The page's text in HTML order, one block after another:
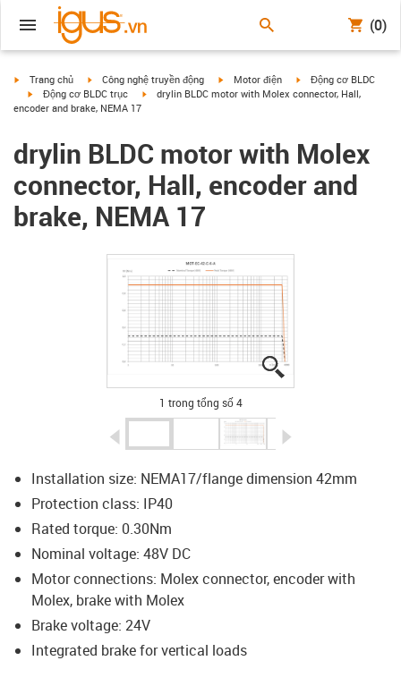
(0)
igus-icon-arrow-right
Trang chủ igus-icon-arrow-right
Công nghệ truyền động igus-icon-arrow-right
Motor điện igus-icon-arrow-right
Động cơ BLDC
igus-icon-arrow-right
Động cơ BLDC trục igus-icon-arrow-right
drylin BLDC motor with Molex connector, Hall,
encoder and brake, NEMA 17
drylin BLDC motor with Molex
connector, Hall, encoder and
brake, NEMA 17
igus-icon-lupe
igus-icon-lupe
igus-icon-lupe
igus-icon-lupe
1 trong tổng số 4
igus-icon-arrow-left
Installation size: NEMA17/flange dimension 42mm
Protection class: IP40
Rated torque: 0.30Nm
Nominal voltage: 48V DC
Motor connections: Molex connector, encoder with
Molex, brake with Molex
Brake voltage: 24V
Integrated brake for vertical loads